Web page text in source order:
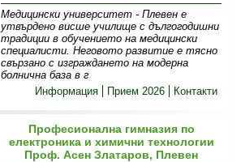
Медицински университет - Плевен е
утвърдено висше училище с дългогодишни
традиции в обучението на медицински
специалисти. Неговото развитие е тясно
свързано с изграждането на модерна
болнична база в г
Информация
Прием 2026 Контакти
Професионална гимназия по
електроника и химични технологии
Проф. Асен Златаров, Плевен